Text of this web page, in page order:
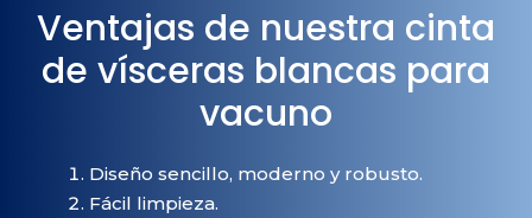
Ventajas de nuestra cinta
de vísceras blancas para
vacuno
Diseño sencillo, moderno y robusto.
Fácil limpieza.